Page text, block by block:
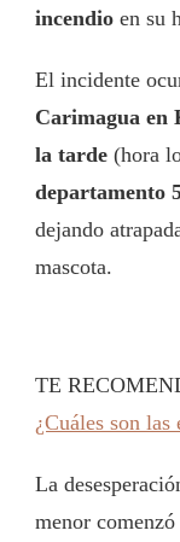
incendio en su
El incidente
Carimagua en
la tarde (hora
departamento
dejando
mascota.
TE
¿Cuáles son las
La
menor comenzó